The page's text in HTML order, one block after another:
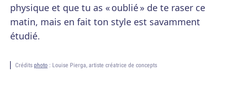
physique et que tu as « oublié » de te raser ce
matin, mais en fait ton style est savamment
étudié.
Crédits photo : Louise Pierga, artiste créatrice de concepts